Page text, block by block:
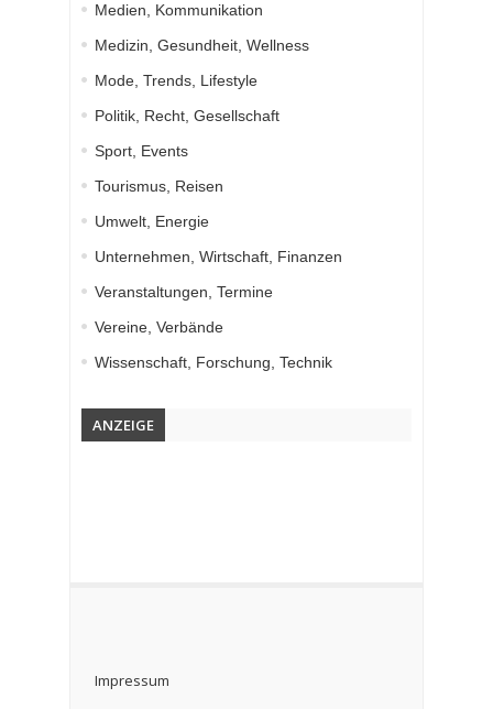
Medien, Kommunikation
Medizin, Gesundheit, Wellness
Mode, Trends, Lifestyle
Politik, Recht, Gesellschaft
Sport, Events
Tourismus, Reisen
Umwelt, Energie
Unternehmen, Wirtschaft, Finanzen
Veranstaltungen, Termine
Vereine, Verbände
Wissenschaft, Forschung, Technik
ANZEIGE
Impressum